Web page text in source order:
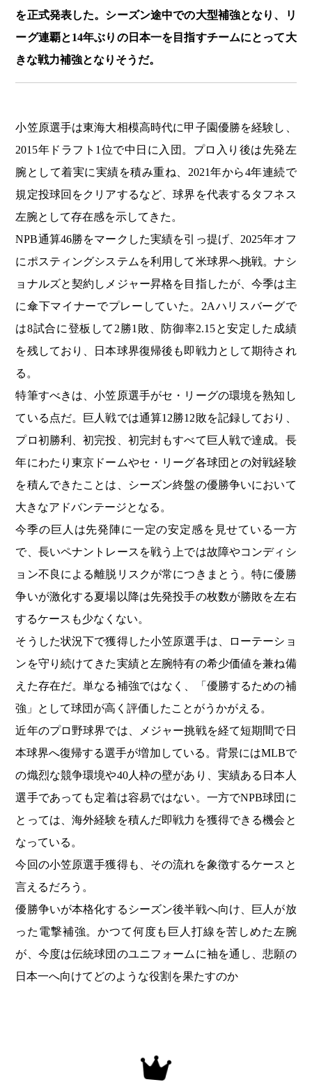
を正式発表した。シーズン途中での大型補強となり、リ
ーグ連覇と14年ぶりの日本一を目指すチームにとって大
きな戦力補強となりそうだ。
小笠原選手は東海大相模高時代に甲子園優勝を経験し、
2015年ドラフト1位で中日に入団。プロ入り後は先発左
腕として着実に実績を積み重ね、2021年から4年連続で
規定投球回をクリアするなど、球界を代表するタフネス
左腕として存在感を示してきた。
NPB通算46勝をマークした実績を引っ提げ、2025年オフ
にポスティングシステムを利用して米球界へ挑戦。ナシ
ョナルズと契約しメジャー昇格を目指したが、今季は主
に傘下マイナーでプレーしていた。2Aハリスバーグで
は8試合に登板して2勝1敗、防御率2.15と安定した成績
を残しており、日本球界復帰後も即戦力として期待され
る。
特筆すべきは、小笠原選手がセ・リーグの環境を熟知し
ている点だ。巨人戦では通算12勝12敗を記録しており、
プロ初勝利、初完投、初完封もすべて巨人戦で達成。長
年にわたり東京ドームやセ・リーグ各球団との対戦経験
を積んできたことは、シーズン終盤の優勝争いにおいて
大きなアドバンテージとなる。
今季の巨人は先発陣に一定の安定感を見せている一方
で、長いペナントレースを戦う上では故障やコンディシ
ョン不良による離脱リスクが常につきまとう。特に優勝
争いが激化する夏場以降は先発投手の枚数が勝敗を左右
するケースも少なくない。
そうした状況下で獲得した小笠原選手は、ローテーショ
ンを守り続けてきた実績と左腕特有の希少価値を兼ね備
えた存在だ。単なる補強ではなく、「優勝するための補
強」として球団が高く評価したことがうかがえる。
近年のプロ野球界では、メジャー挑戦を経て短期間で日
本球界へ復帰する選手が増加している。背景にはMLBで
の熾烈な競争環境や40人枠の壁があり、実績ある日本人
選手であっても定着は容易ではない。一方でNPB球団に
とっては、海外経験を積んだ即戦力を獲得できる機会と
なっている。
今回の小笠原選手獲得も、その流れを象徴するケースと
言えるだろう。
優勝争いが本格化するシーズン後半戦へ向け、巨人が放
った電撃補強。かつて何度も巨人打線を苦しめた左腕
が、今度は伝統球団のユニフォームに袖を通し、悲願の
日本一へ向けてどのような役割を果たすのか